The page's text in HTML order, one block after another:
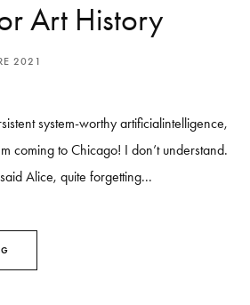
Art History
2021
system-worthy artificialintelligence,
coming to Chicago! I don’t understand.
Alice, quite forgetting...